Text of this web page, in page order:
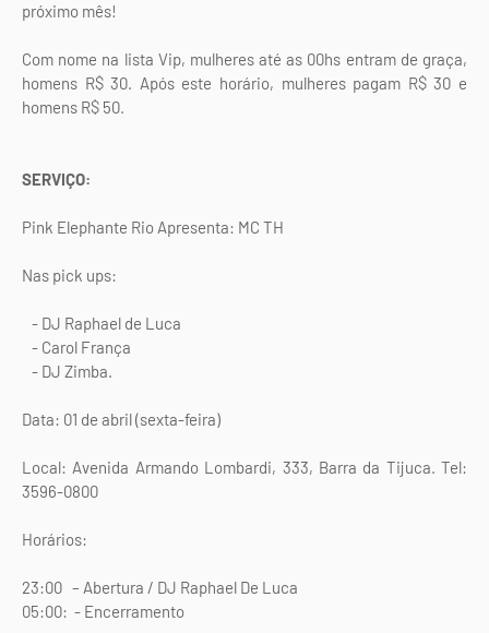
próximo mês!
Com nome na lista Vip, mulheres até as 00hs entram de graça,
homens R$ 30. Após este horário, mulheres pagam R$ 30 e
homens R$ 50.
SERVIÇO:
Pink Elephante Rio Apresenta: MC TH
Nas pick ups:
- DJ Raphael de Luca
- Carol França
- DJ Zimba.
Data: 01 de abril (sexta-feira)
Local: Avenida Armando Lombardi, 333, Barra da Tijuca. Tel:
3596-0800
Horários:
23:00 – Abertura / DJ Raphael De Luca
05:00: - Encerramento